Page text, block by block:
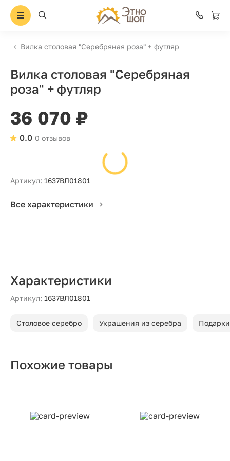
Вилка столовая "Серебряная роза" + футляр
Вилка столовая "Серебряная
роза" + футляр
36 070 ₽
0 отзывов
0.0
Артикул: 1637ВЛ01801
Все характеристики
Характеристики
Артикул: 1637ВЛ01801
Столовое серебро Украшения из серебра
Похожие товары